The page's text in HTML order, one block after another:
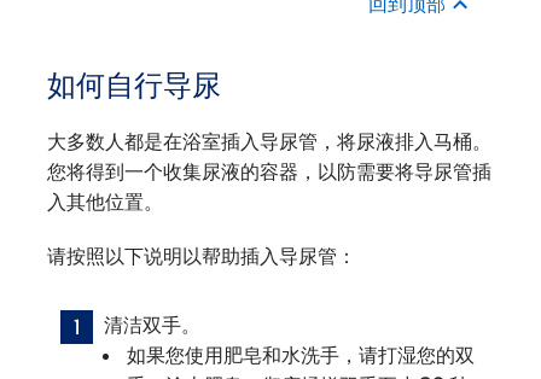
如何自行导尿
大多数人都是在浴室插入导尿管，将尿液排入马桶。
您将得到一个收集尿液的容器，以防需要将导尿管插
入其他位置。
请按照以下说明以帮助插入导尿管：
清洁双手。
如果您使用肥皂和水洗手，请打湿您的双